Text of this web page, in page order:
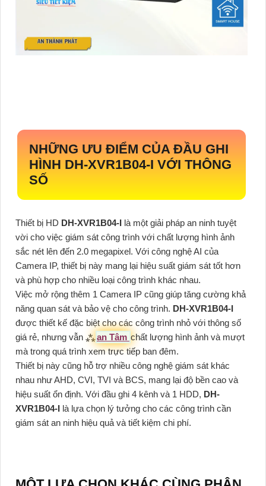
NHỮNG ƯU ĐIỂM CỦA ĐẦU GHI
HÌNH DH-XVR1B04-I VỚI THÔNG
SỐ
Thiết bị HD DH-XVR1B04-I là một giải pháp an ninh tuyệt
vời cho việc giám sát công trình với chất lượng hình ảnh
sắc nét lên đến 2.0 megapixel. Với công nghệ AI của
Camera IP, thiết bị này mang lại hiệu suất giám sát tốt hơn
và phù hợp cho nhiều loại công trình khác nhau.
Việc mở rộng thêm 1 Camera IP cũng giúp tăng cường khả
năng quan sát và bảo vệ cho công trình. DH-XVR1B04-I
được thiết kế đặc biệt cho các công trình nhỏ với thông số
giá rẻ, nhưng vẫn ⁂an Tâm chất lượng hình ảnh và mượt
mà trong quá trình xem trực tiếp ban đêm.
Thiết bị này cũng hỗ trợ nhiều công nghệ giám sát khác
nhau như AHD, CVI, TVI và BCS, mang lại độ bền cao và
hiệu suất ổn định. Với đầu ghi 4 kênh và 1 HDD, DH-
XVR1B04-I là lựa chọn lý tưởng cho các công trình cần
giám sát an ninh hiệu quả và tiết kiệm chi phí.